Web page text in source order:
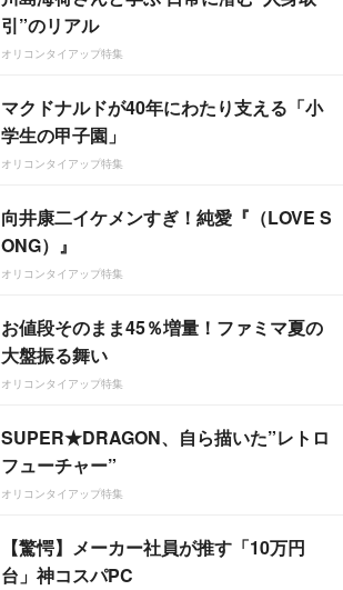
引”のリアル
オリコンタイアップ特集
マクドナルドが40年にわたり支える「小
学生の甲子園」
オリコンタイアップ特集
向井康二イケメンすぎ！純愛『（LOVE S
ONG）』
オリコンタイアップ特集
お値段そのまま45％増量！ファミマ夏の
大盤振る舞い
オリコンタイアップ特集
SUPER★DRAGON、自ら描いた”レトロ
フューチャー”
オリコンタイアップ特集
【驚愕】メーカー社員が推す「10万円
台」神コスパPC